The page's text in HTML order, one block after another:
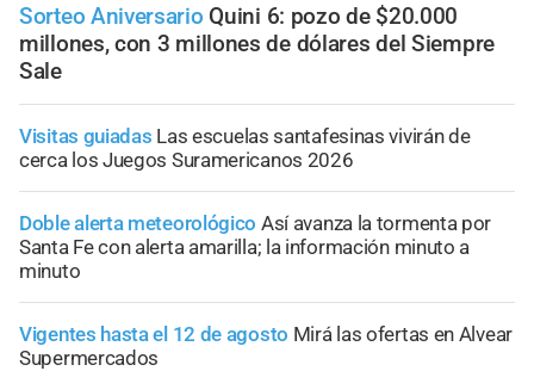
Sorteo Aniversario Quini 6: pozo de $20.000
millones, con 3 millones de dólares del Siempre
Sale
Visitas guiadas Las escuelas santafesinas vivirán de
cerca los Juegos Suramericanos 2026
Doble alerta meteorológico Así avanza la tormenta por
Santa Fe con alerta amarilla; la información minuto a
minuto
Vigentes hasta el 12 de agosto Mirá las ofertas en Alvear
Supermercados